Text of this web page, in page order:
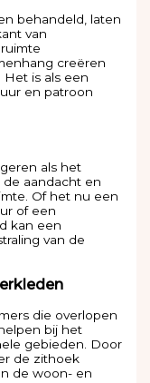
behandeld, laten
van
creëren
is als een
en patroon
als het
aandacht en
Of het nu een
of een
kan een
van de
die overlopen
bij het
gebieden. Door
de zithoek
de woon- en